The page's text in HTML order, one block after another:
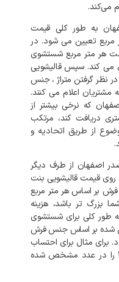
می‌کند.
به طور کلی قیمت
تعیین می شود. در
هر متر مربع شستشوی
می کند. سپس قالیشویی
نظر گرفتن متراژ ، جنس
اعلام می کنند.
که نرخی بیشتر از
دریافت کند، مرتکب
از طریق اتحادیه و
اصفهان از طرف دیگر
قیمت قالیشویی بنت
بر اساس هر متر مربع
بزرگ تر باشد، هزینه
طور کلی برای شستشوی
شده بر اساس جنس فرش
مثال برای احتساب
قیمت شستن فرش 12 متری باید 12 را در عدد مشخص شده